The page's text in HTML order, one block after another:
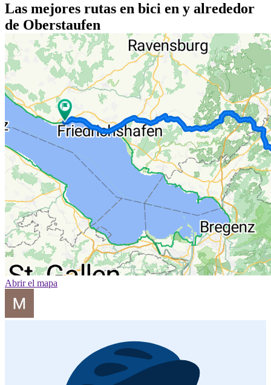
Las mejores rutas en bici en y alrededor
de Oberstaufen
Abrir el mapa